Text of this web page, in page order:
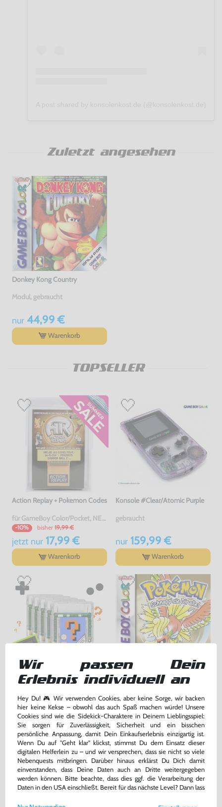
Zuletzt angesehen
Donkey Kong Country
Modul, gebraucht
nur44,99 €
Warenkorb
TOPSELLER
Action Replay + Pokemon Codes
für GameBoy Color/Pocket, NEU & OVP
-10% bisher 19,99 €
jetzt nur17,99 €
Warenkorb
Konsole #Clear/Atomic Purple
gebraucht
nur159,99 €
Warenkorb
Wundertüte: 5 Original
GameBoy Color Spiele
gebraucht
nur54,99 €
Warenkorb
Pokemon Goldene Edition
DEUTSCH, Modul, gebraucht
nur99,99 €
Warenkorb
DAS HABEN ANDERE DAZU
GEKAUFT
Wir passen Dein
Erlebnis individuell an
Hey Du! 🎮 Wir verwenden Cookies, aber keine Sorge, wir backen
hier keine Kekse – obwohl das auch Spaß machen würde! Unsere
Cookies sind wie die Sidekick-Charaktere in Deinem Lieblingsspiel:
Sie sorgen für Zuverlässigkeit, Sicherheit und ein bisschen
persönliche Anpassung, damit Dein Einkaufserlebnis einzigartig ist.
Wenn Du auf "Geht klar" klickst, stimmst Du dem Einsatz dieser
digitalen Helferlein zu – und wir versprechen, dass sie nicht so viele
Nebenquests mitbringen. Darüber hinaus erklärst Du Dich damit
einverstanden, dass Deine Daten auch an Dritte weitergegeben
werden können. Bitte beachte, dass dies ggf. die Verarbeitung der
Daten in den USA einschließt. Bereit für das nächste Level? Dann lass